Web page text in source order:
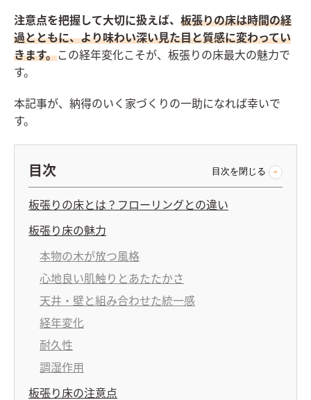
注意点を把握して大切に扱えば、 板張りの床は時間の経
過とともに、より味わい深い見た目と質感に変わってい
きます。この経年変化こそが、板張りの床最大の魅力で
す。
本記事が、納得のいく家づくりの一助になれば幸いで
す。
目次 目次を閉じる
板張りの床とは？フローリングとの違い
板張り床の魅力
本物の木が放つ風格
心地良い肌触りとあたたかさ
天井・壁と組み合わせた統一感
経年変化
耐久性
調湿作用
板張り床の注意点